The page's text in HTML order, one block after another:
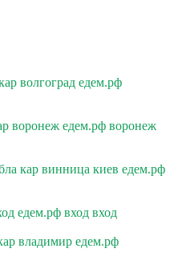
волгоград едем.рф
воронеж едем.рф воронеж
кар винница киев едем.рф
едем.рф вход вход
владимир едем.рф